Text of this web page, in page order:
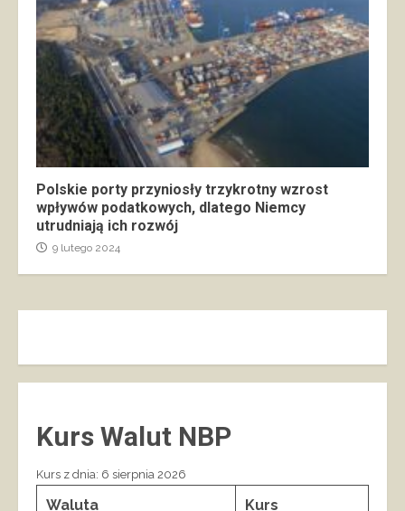
Polskie porty przyniosły trzykrotny wzrost
wpływów podatkowych, dlatego Niemcy
utrudniają ich rozwój
9 lutego 2024
Kurs Walut NBP
Kurs z dnia: 6 sierpnia 2026
Waluta Kurs